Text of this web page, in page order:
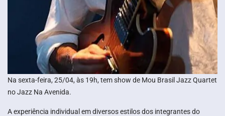
Na sexta-feira, 25/04, às 19h, tem show de Mou Brasil Jazz Quartet
no Jazz Na Avenida.
A experiência individual em diversos estilos dos integrantes do